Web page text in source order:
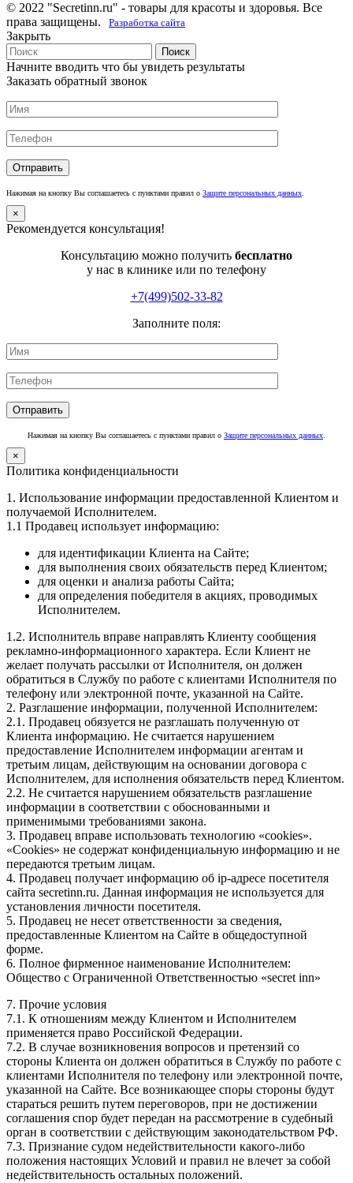
© 2022 "Secretinn.ru" - товары для красоты и здоровья. Все
права защищены.
Разработка сайта
Закрыть
Поиск
Начните вводить что бы увидеть результаты
Заказать обратный звонок
Нажимая на кнопку Вы соглашаетесь с пунктами правил о Защите персональных данных
×
Рекомендуется консультация!
Консультацию можно получить бесплатно
у нас в клинике или по телефону
+7(499)502-33-82
Заполните поля:
Нажимая на кнопку Вы соглашаетесь с пунктами правил о Защите персональных данных
×
Политика конфиденциальности
1. Использование информации предоставленной Клиентом и
получаемой Исполнителем.
1.1 Продавец использует информацию:
для идентификации Клиента на Сайте;
для выполнения своих обязательств перед Клиентом;
для оценки и анализа работы Сайта;
для определения победителя в акциях, проводимых
Исполнителем.
1.2. Исполнитель вправе направлять Клиенту сообщения
рекламно-информационного характера. Если Клиент не
желает получать рассылки от Исполнителя, он должен
обратиться в Службу по работе с клиентами Исполнителя по
телефону или электронной почте, указанной на Сайте.
2. Разглашение информации, полученной Исполнителем:
2.1. Продавец обязуется не разглашать полученную от
Клиента информацию. Не считается нарушением
предоставление Исполнителем информации агентам и
третьим лицам, действующим на основании договора с
Исполнителем, для исполнения обязательств перед Клиентом.
2.2. Не считается нарушением обязательств разглашение
информации в соответствии с обоснованными и
применимыми требованиями закона.
3. Продавец вправе использовать технологию «cookies».
«Cookies» не содержат конфиденциальную информацию и не
передаются третьим лицам.
4. Продавец получает информацию об ip-адресе посетителя
сайта secretinn.ru. Данная информация не используется для
установления личности посетителя.
5. Продавец не несет ответственности за сведения,
предоставленные Клиентом на Сайте в общедоступной
форме.
6. Полное фирменное наименование Исполнителем:
Общество с Ограниченной Ответственностью «secret inn»
7. Прочие условия
7.1. К отношениям между Клиентом и Исполнителем
применяется право Российской Федерации.
7.2. В случае возникновения вопросов и претензий со
стороны Клиента он должен обратиться в Службу по работе с
клиентами Исполнителя по телефону или электронной почте,
указанной на Сайте. Все возникающее споры стороны будут
стараться решить путем переговоров, при не достижении
соглашения спор будет передан на рассмотрение в судебный
орган в соответствии с действующим законодательством РФ.
7.3. Признание судом недействительности какого-либо
положения настоящих Условий и правил не влечет за собой
недействительность остальных положений.